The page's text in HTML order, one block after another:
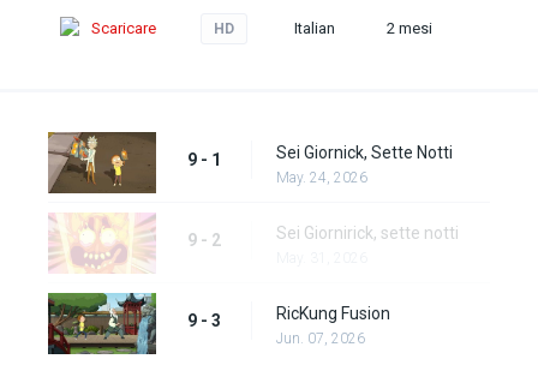
Scaricare HD Italian 2 mesi
9 - 1 Sei Giornick, Sette Notti
May. 24, 2026
9 - 2 Sei Giornirick, sette notti
9 - 3 RicKung Fusion
Jun. 07, 2026